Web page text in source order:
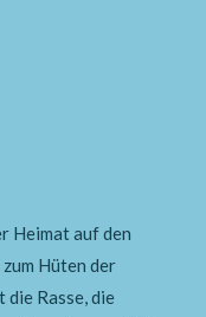
Heimat auf den
Hüten der
Rasse, die